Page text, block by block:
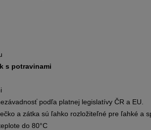
s potravinami
podľa platnej legislatívy ČR a EU.
a zátka sú ľahko rozložiteľné pre ľahké a
do 80°C